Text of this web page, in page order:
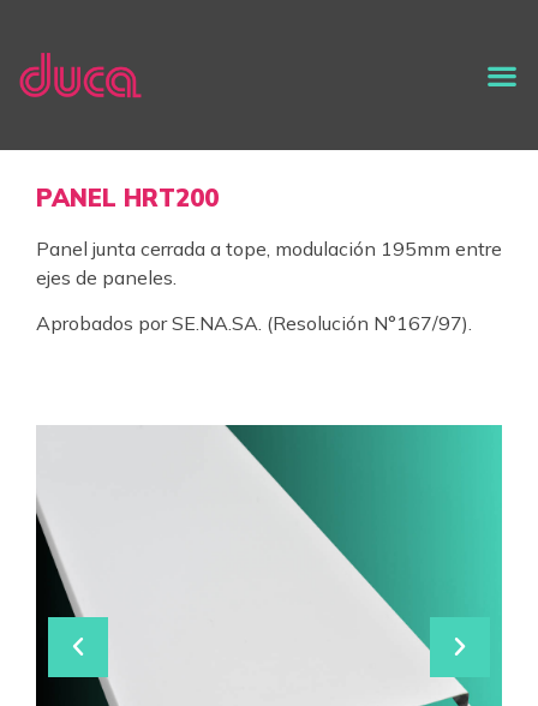
PANEL HRT200
Panel junta cerrada a tope, modulación 195mm entre
ejes de paneles.
Aprobados por SE.NA.SA. (Resolución N°167/97).